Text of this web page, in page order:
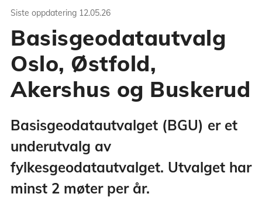
Siste oppdatering 12.05.26
Basisgeodatautvalg
Oslo, Østfold,
Akershus og Buskerud
Basisgeodatautvalget (BGU) er et
underutvalg av
fylkesgeodatautvalget. Utvalget har
minst 2 møter per år.